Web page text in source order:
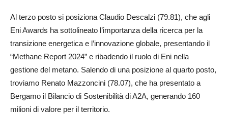
Al terzo posto si posiziona Claudio Descalzi (79.81), che agli
Eni Awards ha sottolineato l’importanza della ricerca per la
transizione energetica e l’innovazione globale, presentando il
“Methane Report 2024” e ribadendo il ruolo di Eni nella
gestione del metano. Salendo di una posizione al quarto posto,
troviamo Renato Mazzoncini (78.07), che ha presentato a
Bergamo il Bilancio di Sostenibilità di A2A, generando 160
milioni di valore per il territorio.